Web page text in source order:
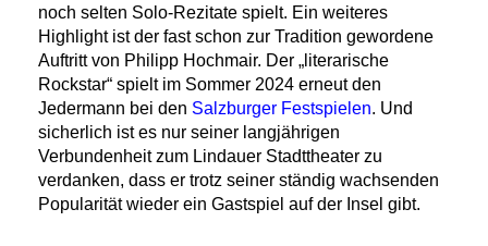
noch selten Solo-Rezitate spielt. Ein weiteres
Highlight ist der fast schon zur Tradition gewordene
Auftritt von Philipp Hochmair. Der „literarische
Rockstar“ spielt im Sommer 2024 erneut den
Jedermann bei den Salzburger Festspielen. Und
sicherlich ist es nur seiner langjährigen
Verbundenheit zum Lindauer Stadttheater zu
verdanken, dass er trotz seiner ständig wachsenden
Popularität wieder ein Gastspiel auf der Insel gibt.